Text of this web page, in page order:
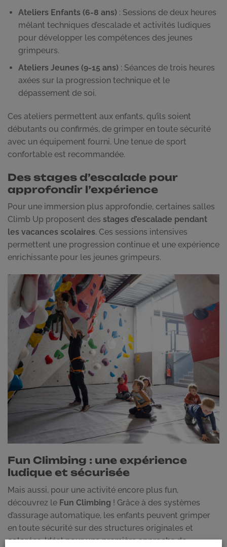
Ateliers Enfants (6-8 ans): Sessions de deux heures
mêlant techniques d’escalade et activités ludiques
pour développer les compétences des jeunes
grimpeurs.
Ateliers Jeunes (9-15 ans): Séances de trois heures
axées sur la progression technique et le
dépassement de soi.
Ces ateliers permettent aux enfants, qu’ils soient
débutants ou confirmés, de grimper en toute sécurité
avec un équipement fourni. Une tenue de sport
confortable est recommandée.
Des stages d’escalade pour
approfondir l’expérience
Pour une immersion plus approfondie, certaines salles
Climb Up proposent des stages d’escalade pendant
les vacances scolaires. Ces sessions intensives
permettent une progression continue et une expérience
enrichissante pour les jeunes grimpeurs.
Fun Climbing : une expérience
ludique et sécurisée
Mais aussi, pour une activité encore plus fun,
découvrez le Fun Climbing ! Grâce à des systèmes
d’assurage automatique, les enfants peuvent grimper
en toute sécurité sur des structures originales et
colorées. Idéal pour une première approche de